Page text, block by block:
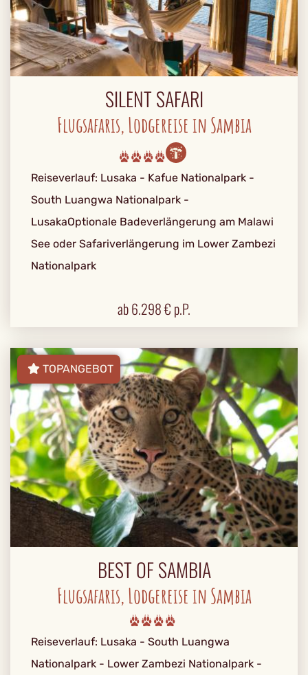
SILENT SAFARI
Flugsafaris, Lodgereise in Sambia
Reiseverlauf: Lusaka - Kafue Nationalpark -
South Luangwa Nationalpark -
LusakaOptionale Badeverlängerung am Malawi
See oder Safariverlängerung im Lower Zambezi
Nationalpark
ab6.298€ p.P.
TOPANGEBOT
BEST OF SAMBIA
Flugsafaris, Lodgereise in Sambia
Reiseverlauf: Lusaka - South Luangwa
Nationalpark - Lower Zambezi Nationalpark -